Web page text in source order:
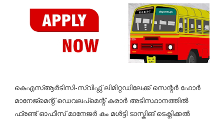
കെഎസ്ആർടിസി-സ്വിഫ്റ്റ് ലിമിറ്റഡിലേക്ക് സെന്റർ ഫോർ
മാനേജ്മെന്റ് ഡെവലപ്മെന്റ് കരാർ അടിസ്ഥാനത്തിൽ
ഫ്രണ്ട് ഓഫീസ് മാനേജർ കം മൾട്ടി ടാസ്കിങ് ടെക്നിക്കൽ